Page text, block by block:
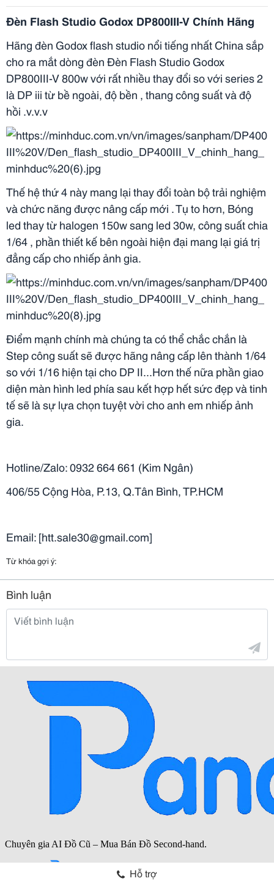
Đèn Flash Studio Godox DP800III-V Chính Hãng
Hãng đèn Godox flash studio nổi tiếng nhất China sắp
cho ra mắt dòng đèn Đèn Flash Studio Godox
DP800III-V 800w với rất nhiều thay đổi so với series 2
là DP iii từ bề ngoài, độ bền , thang công suất và độ
hồi .v.v.v
Thế hệ thứ 4 này mang lại thay đổi toàn bộ trải nghiệm
và chức năng được nâng cấp mới . Tụ to hơn, Bóng
led thay từ halogen 150w sang led 30w, công suất chia
1/64 , phần thiết kế bên ngoài hiện đại mang lại giá trị
đẳng cấp cho nhiếp ảnh gia.
Điểm mạnh chính mà chúng ta có thể chắc chắn là
Step công suất sẽ được hãng nâng cấp lên thành 1/64
so với 1/16 hiện tại cho DP II...Hơn thế nữa phần giao
diện màn hình led phía sau kết hợp hết sức đẹp và tinh
tế sẽ là sự lựa chọn tuyệt vời cho anh em nhiếp ảnh
gia.
Hotline/Zalo: 0932 664 661 (Kim Ngân)
406/55 Cộng Hòa, P.13, Q.Tân Bình, TP.HCM
Email: [htt.sale30@gmail.com]
Từ khóa gợi ý:
Bình luận
Hỗ trợ